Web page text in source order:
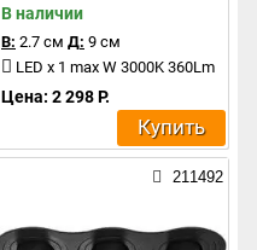
В наличии
В: 2.7 см Д: 9 см
LED x 1 max W 3000K 360Lm
Цена: 2 298 Р.
Купить
211492